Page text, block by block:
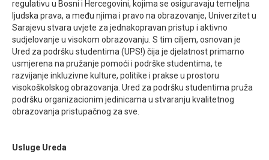
regulativu u Bosni i Hercegovini, kojima se osiguravaju temeljna
ljudska prava, a među njima i pravo na obrazovanje, Univerzitet u
Sarajevu stvara uvjete za jednakopravan pristup i aktivno
sudjelovanje u visokom obrazovanju. S tim ciljem, osnovan je
Ured za podršku studentima (UPS!) čija je djelatnost primarno
usmjerena na pružanje pomoći i podrške studentima, te
razvijanje inkluzivne kulture, politike i prakse u prostoru
visokoškolskog obrazovanja. Ured za podršku studentima pruža
podršku organizacionim jedinicama u stvaranju kvalitetnog
obrazovanja pristupačnog za sve.
Usluge Ureda